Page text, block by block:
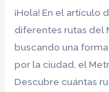
¡Hola! En el artículo
diferentes rutas del
buscando una
por la ciudad, el
Descubre cuántas